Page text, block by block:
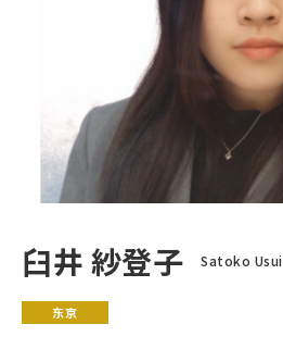
臼井 紗登子 Satoko Usui
东京